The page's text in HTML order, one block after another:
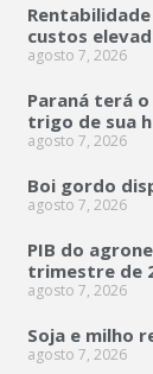
custos
agosto 7, 2026
Paraná terá
trigo de sua
agosto 7, 2026
Boi gordo
agosto 7, 2026
PIB do
trimestre de
agosto 7, 2026
Soja e milho
agosto 7, 2026